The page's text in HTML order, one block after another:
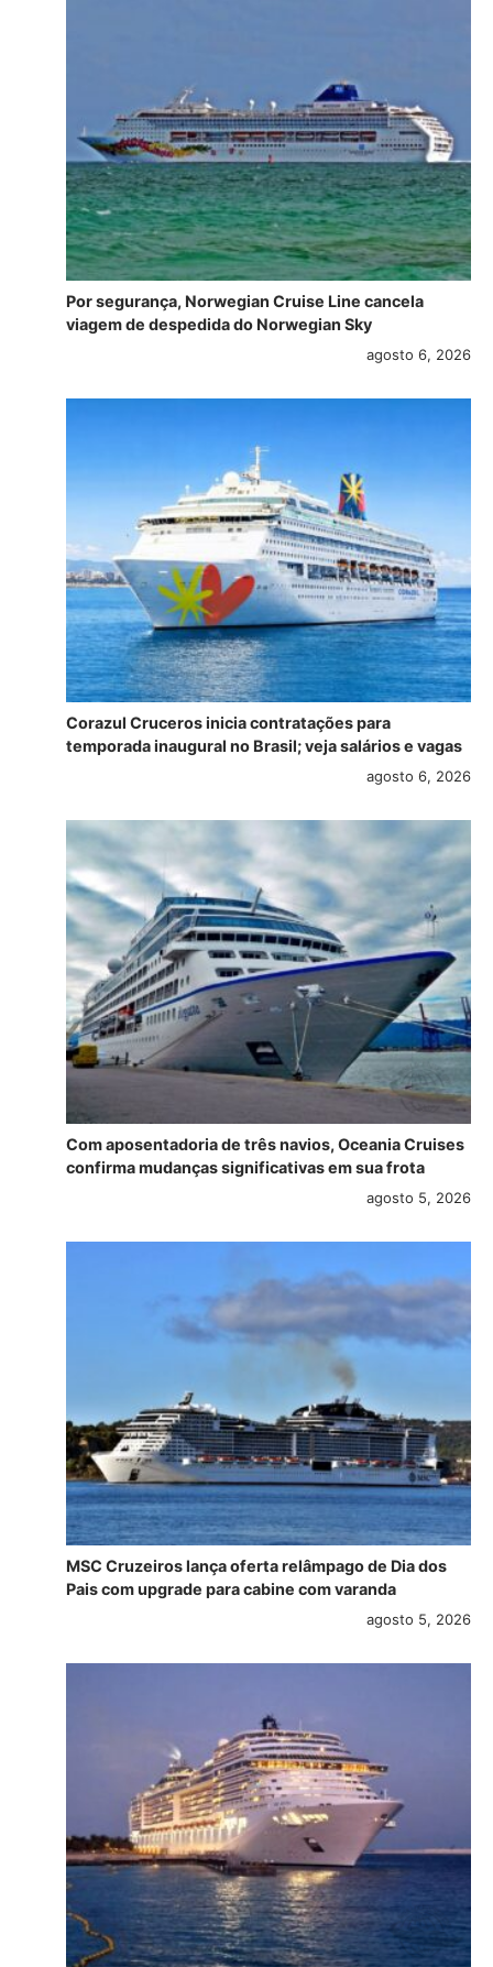
Por segurança, Norwegian Cruise Line cancela
viagem de despedida do Norwegian Sky
agosto 6, 2026
Corazul Cruceros inicia contratações para
temporada inaugural no Brasil; veja salários e vagas
agosto 6, 2026
Com aposentadoria de três navios, Oceania Cruises
confirma mudanças significativas em sua frota
agosto 5, 2026
MSC Cruzeiros lança oferta relâmpago de Dia dos
Pais com upgrade para cabine com varanda
agosto 5, 2026